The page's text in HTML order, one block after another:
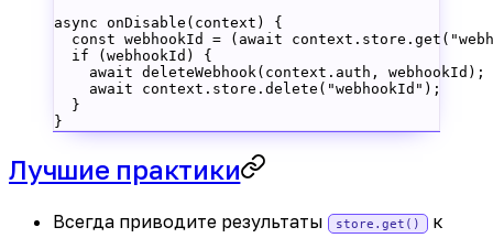
async onDisable (context) {
  const
webhookId = ( await context.store. get (
  if
(webhookId) {
    await
deleteWebhook(context.auth, webhookId);
    await
context.store. delete ( "webhookId" );
  }
}
Лучшие практики
Всегда приводите результаты store.get()
к